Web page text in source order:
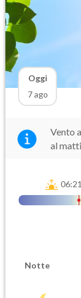
Oggi
7 ago
Vento
al
06:21
Notte